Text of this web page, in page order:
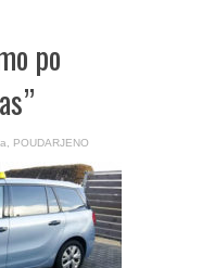
po
POUDARJENO